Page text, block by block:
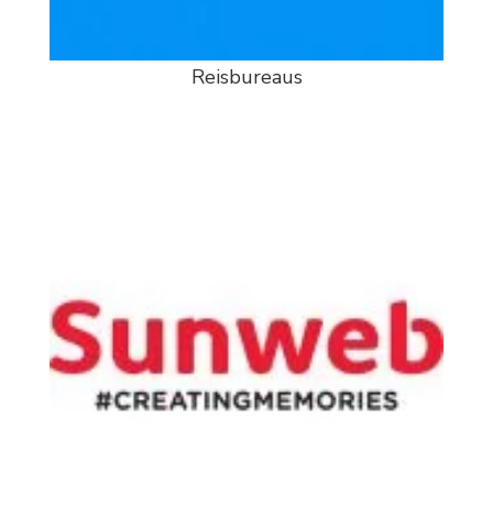
Reisbureaus